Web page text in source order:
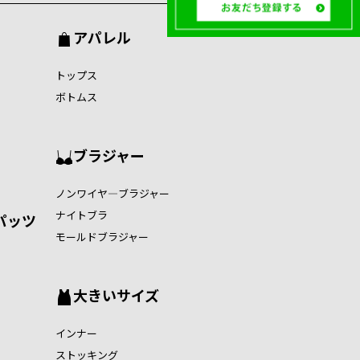
ッツ
アパレル
トップス
ボトムス
ブラジャー
ノンワイヤ―ブラジャー
ナイトブラ
モールドブラジャー
大きいサイズ
インナー
ストッキング